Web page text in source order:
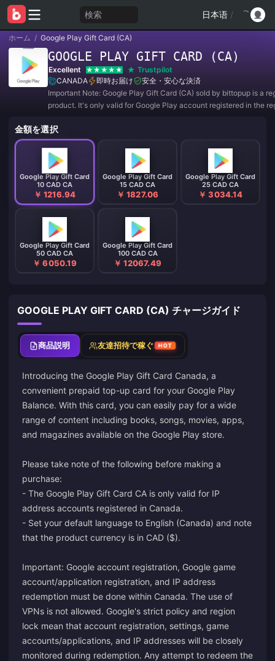
検索 日本语 /
ホーム / Google Play Gift Card (CA)
GOOGLE PLAY GIFT CARD (CA)
Excellent
Trustpilot
CANADA
即時お届け
安全・安心な決済
Important Note: Google Play Gift Card (CA) sold by bittopup is a
product. It's only valid for Google Play account registered in the
金額を選択
Google Play Gift Card
10 CAD CA
￥ 1216.94
Google Play Gift Card
15 CAD CA
￥ 1827.06
Google Play Gift Card
25 CAD CA
￥ 3034.14
Google Play Gift Card
50 CAD CA
￥ 6050.19
Google Play Gift Card
100 CAD CA
￥ 12067.49
GOOGLE PLAY GIFT CARD (CA) チャージガイド
商品説明 友達招待で稼ぐ HOT
Introducing the Google Play Gift Card Canada, a
convenient prepaid top-up card for your Google Play
Balance. With this card, you can easily pay for a wide
range of content including books, songs, movies, apps,
and magazines available on the Google Play store.
Please take note of the following before making a
purchase:
- The Google Play Gift Card CA is only valid for IP
address accounts registered in Canada.
- Set your default language to English (Canada) and note
that the product currency is in CAD ($).
Important: Google account registration, Google game
account/application registration, and IP address
redemption must be done within Canada. The use of
VPNs is not allowed. Google's strict policy and region
lock mean that account registration, settings, game
accounts/applications, and IP addresses will be closely
monitored during redemption. Any attempt to redeem the